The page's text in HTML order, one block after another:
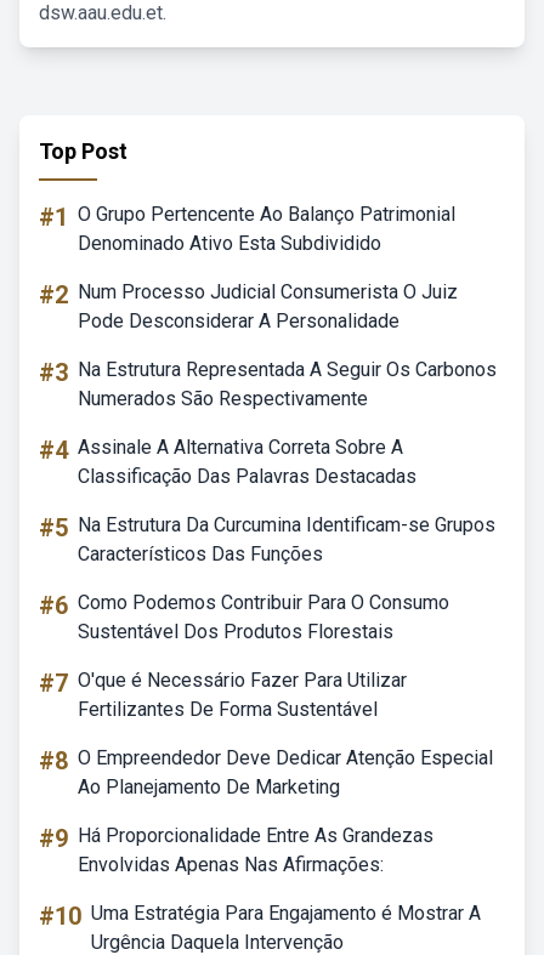
dsw.aau.edu.et.
Top Post
#1 O Grupo Pertencente Ao Balanço Patrimonial
Denominado Ativo Esta Subdividido
#2 Num Processo Judicial Consumerista O Juiz
Pode Desconsiderar A Personalidade
#3 Na Estrutura Representada A Seguir Os Carbonos
Numerados São Respectivamente
#4 Assinale A Alternativa Correta Sobre A
Classificação Das Palavras Destacadas
#5 Na Estrutura Da Curcumina Identificam-se Grupos
Característicos Das Funções
#6 Como Podemos Contribuir Para O Consumo
Sustentável Dos Produtos Florestais
#7 O'que é Necessário Fazer Para Utilizar
Fertilizantes De Forma Sustentável
#8 O Empreendedor Deve Dedicar Atenção Especial
Ao Planejamento De Marketing
#9 Há Proporcionalidade Entre As Grandezas
Envolvidas Apenas Nas Afirmações:
#10 Uma Estratégia Para Engajamento é Mostrar A
Urgência Daquela Intervenção